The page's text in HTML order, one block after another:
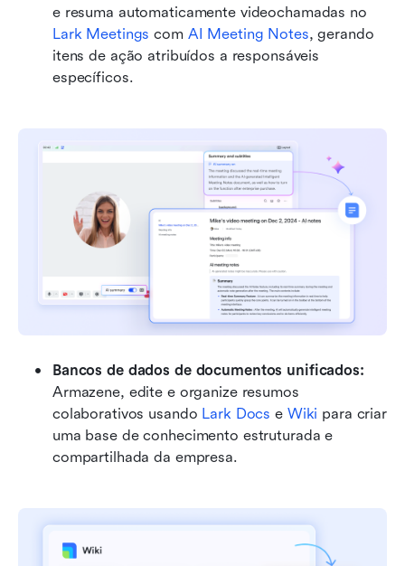
Lark Meetings com AI Meeting Notes, gerando
itens de ação atribuídos a responsáveis
específicos.
Armazene, edite e organize resumos
colaborativos usando Lark Docs e Wiki para criar
uma base de conhecimento estruturada e
compartilhada da empresa.